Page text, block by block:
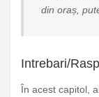
din oraș,
Intrebari/
În acest capitol,